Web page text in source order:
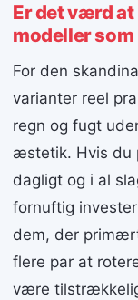
Er det værd
modeller
For den
varianter reel
regn og fugt
æstetik. Hvis du
dagligt og i al
fornuftig
dem, der
flere par at
være